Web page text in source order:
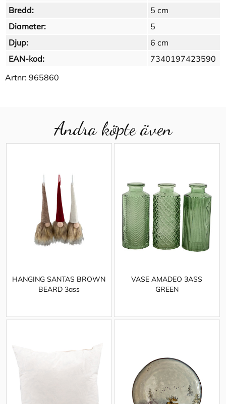
Bredd:
5 cm
Diameter:
5
Djup:
6 cm
EAN-kod:
7340197423590
Artnr: 965860
Andra köpte även
HANGING SANTAS BROWN
BEARD 3ass
VASE AMADEO 3ASS
GREEN